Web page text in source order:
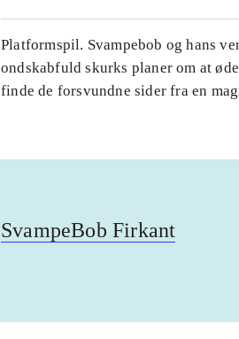
Platformspil. Svampebob og hans
ondskabfuld skurks planer om at
finde de forsvundne sider fra en
SvampeBob Firkant